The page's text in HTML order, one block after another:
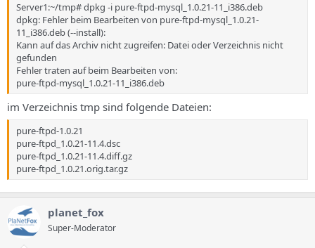
Server1:~/tmp# dpkg -i pure-ftpd-mysql_1.0.21-11_i386.deb
dpkg: Fehler beim Bearbeiten von pure-ftpd-mysql_1.0.21-
11_i386.deb (--install):
Kann auf das Archiv nicht zugreifen: Datei oder Verzeichnis nicht
gefunden
Fehler traten auf beim Bearbeiten von:
pure-ftpd-mysql_1.0.21-11_i386.deb
im Verzeichnis tmp sind folgende Dateien:
pure-ftpd-1.0.21
pure-ftpd_1.0.21-11.4.dsc
pure-ftpd_1.0.21-11.4.diff.gz
pure-ftpd_1.0.21.orig.tar.gz
planet_fox
Super-Moderator